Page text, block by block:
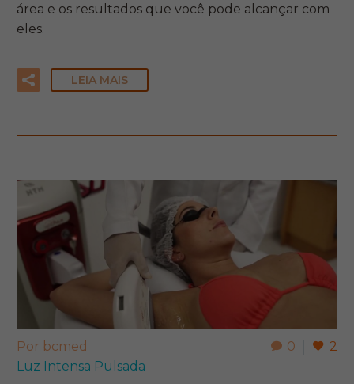
área e os resultados que você pode alcançar com
eles.
LEIA MAIS
0 2
Por bcmed
Luz Intensa Pulsada